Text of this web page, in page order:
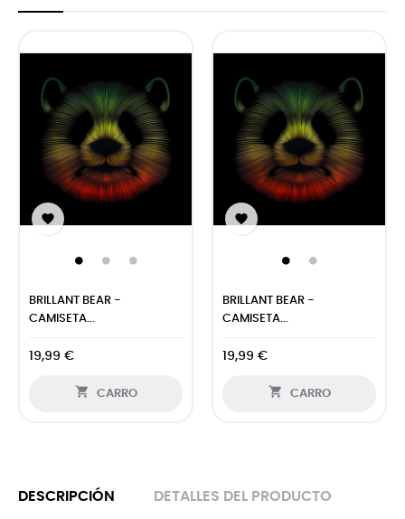

BRILLANT BEAR -
CAMISETA...
19,99 €
 CARRO

BRILLANT BEAR -
CAMISETA...
19,99 €
 CARRO
DESCRIPCIÓN DETALLES DEL PRODUCTO